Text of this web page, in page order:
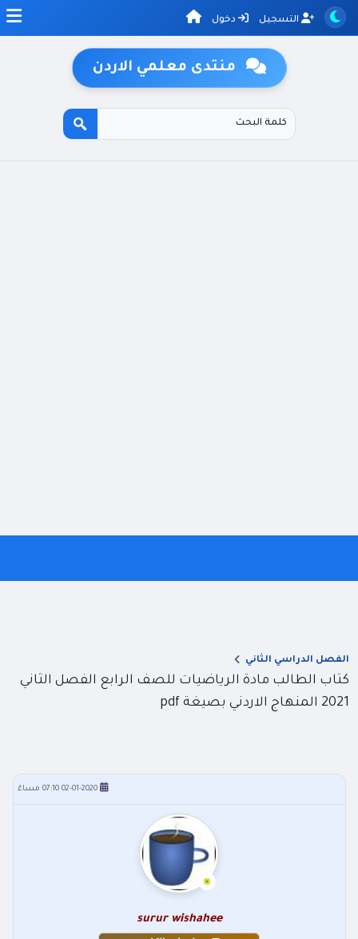
التسجيل دخول
منتدى معلمي الاردن
الفصل الدراسي الثاني
كتاب الطالب مادة الرياضيات للصف الرابع الفصل الثاني
2021 المنهاج الاردني بصيغة pdf
02-01-2020 07:10 مساءً
surur wishahee